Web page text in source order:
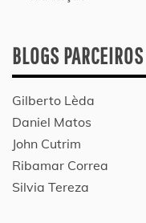
BLOGS PARCEIROS
Gilberto Lèda
Daniel Matos
John Cutrim
Ribamar Correa
Silvia Tereza